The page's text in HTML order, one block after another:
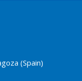
(Spain)